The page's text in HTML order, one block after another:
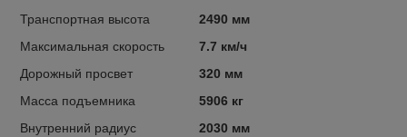
Транспортная высота
2490 мм
Максимальная скорость
7.7 км/ч
Дорожный просвет
320 мм
Масса подъемника
5906 кг
Внутренний радиус
2030 мм